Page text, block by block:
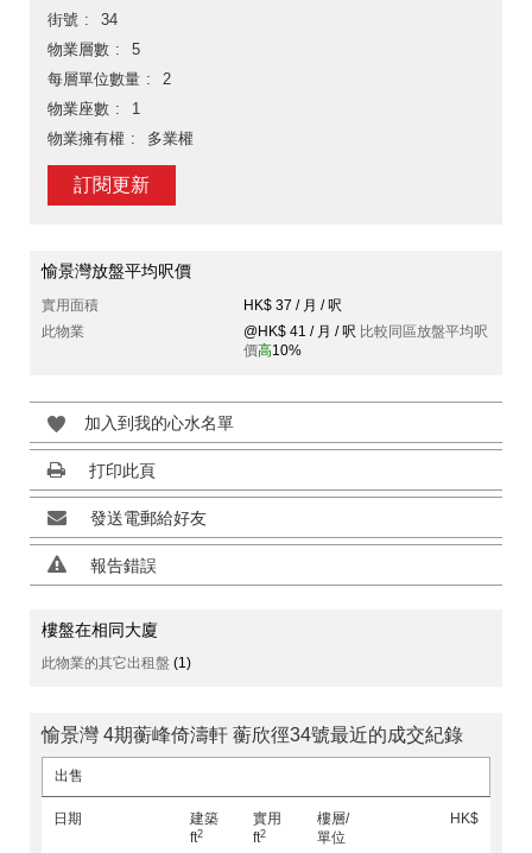
街號
34
物業層數
5
每層單位數量
2
物業座數
1
物業擁有權
多業權
訂閱更新
愉景灣放盤平均呎價
實用面積
HK$ 37 / 月 / 呎
此物業
@HK$ 41 / 月 / 呎 比較同區放盤平均呎
價高10%
加入到我的心水名單
打印此頁
發送電郵給好友
報告錯誤
樓盤在相同大廈
此物業的其它出租盤 (1)
愉景灣 4期蘅峰倚濤軒 蘅欣徑34號最近的成交紀錄
出售
日期
建築
ft2
實用
ft2
樓層/
單位
HK$